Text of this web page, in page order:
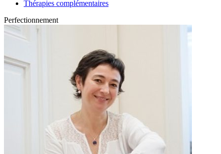
Thérapies complémentaires
Perfectionnement